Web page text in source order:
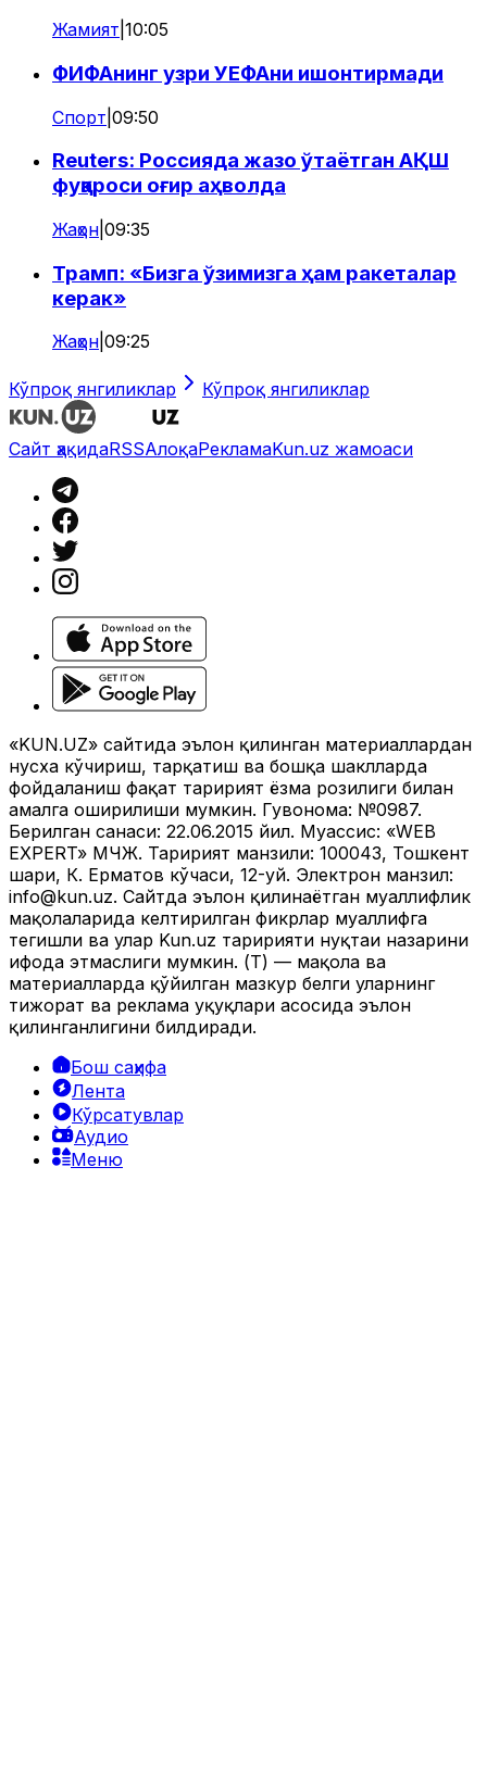
Жамият 10:05
ФИФАнинг узри УЕФАни ишонтирмади
Спорт 09:50
Reuters: Россияда жазо ўтаётган АҚШ
фуқароси оғир аҳволда
Жаҳон 09:35
Трамп: «Бизга ўзимизга ҳам ракеталар
керак»
Жаҳон 09:25
Кўпроқ янгиликлар Кўпроқ янгиликлар
Сайт ҳақидаRSSАлоқаРекламаKun.uz жамоаси
«KUN.UZ» сайтида эълон қилинган материаллардан
нусха кўчириш, тарқатиш ва бошқа шаклларда
фойдаланиш фақат таҳририят ёзма розилиги билан
амалга оширилиши мумкин. Гувоҳнома: №0987.
Берилган санаси: 22.06.2015 йил. Муассис: «WEB
EXPERT» МЧЖ. Таҳририят манзили: 100043, Тошкент
шаҳри, К. Ерматов кўчаси, 12-уй. Электрон манзил:
info@kun.uz. Сайтда эълон қилинаётган муаллифлик
мақолаларида келтирилган фикрлар муаллифга
тегишли ва улар Kun.uz таҳририяти нуқтаи назарини
ифода этмаслиги мумкин. (Т) — мақола ва
материалларда қўйилган мазкур белги уларнинг
тижорат ва реклама ҳуқуқлари асосида эълон
қилинганлигини билдиради.
Бош саҳифа
Лента
Кўрсатувлар
Аудио
Меню